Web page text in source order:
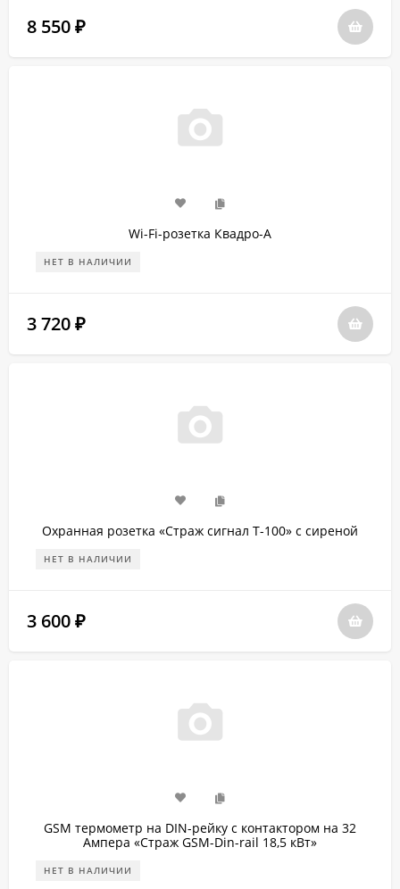
8 550 ₽
Wi-Fi-розетка Квадро-А
НЕТ В НАЛИЧИИ
3 720 ₽
Охранная розетка «Страж сигнал T-100» с сиреной
НЕТ В НАЛИЧИИ
3 600 ₽
GSM термометр на DIN-рейку с контактором на 32
Ампера «Страж GSM-Din-rail 18,5 кВт»
НЕТ В НАЛИЧИИ